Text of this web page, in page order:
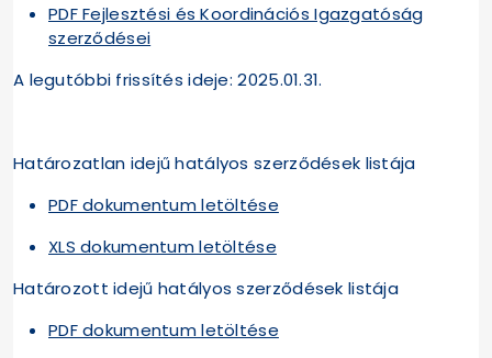
PDF Fejlesztési és Koordinációs Igazgatóság
szerződései
A legutóbbi frissítés ideje: 2025.01.31.
Határozatlan idejű hatályos szerződések listája
PDF dokumentum letöltése
XLS dokumentum letöltése
Határozott idejű hatályos szerződések listája
PDF dokumentum letöltése